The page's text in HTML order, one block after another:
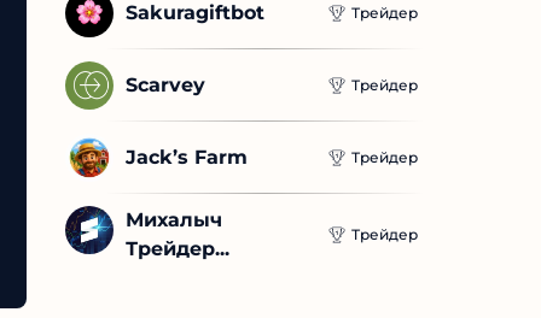
Sakuragiftbot Трейдер
Scarvey Трейдер
Jack’s Farm Трейдер
Михалыч
Трейдер...
Трейдер